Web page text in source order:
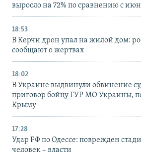
выросло на 72% по сравнению с
18:53
В Керчи дрон упал на жилой дом:
сообщают о жертвах
18:02
В Украине выдвинули обвинение
приговор бойцу ГУР МО Украины,
Крыму
17:28
Удар РФ по Одессе: поврежден
человек – власти